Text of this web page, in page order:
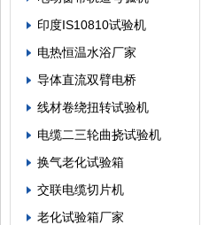
印度IS10810试验机
电热恒温水浴厂家
导体直流双臂电桥
线材卷绕扭转试验机
电缆二三轮曲挠试验机
换气老化试验箱
交联电缆切片机
老化试验箱厂家